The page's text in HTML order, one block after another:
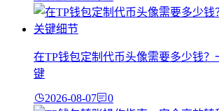
在TP钱包定制代币头像需要多少钱？
键
2026-08-07 0